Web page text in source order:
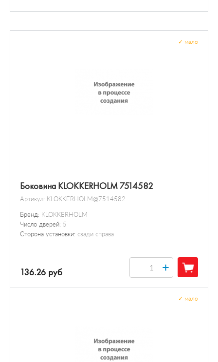
Боковина KLOKKERHOLM 7514582
Артикул: KLOKKERHOLM@7514582
Бренд: KLOKKERHOLM
Число дверей: 5
Сторона установки: сзади справа
мало
136.26 руб +
мало